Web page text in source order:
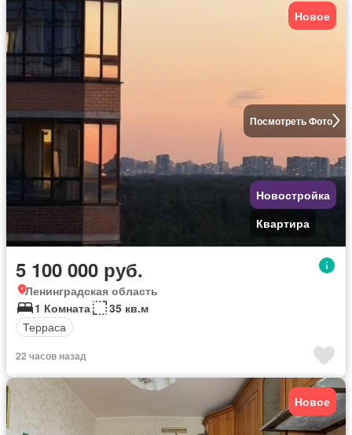
Посмотреть Фото
Новое
Новостройка
Квартира
5 100 000 руб.
Ленинградская область
1 Комната
35 кв.м
Терраса
22 часов назад
Новое